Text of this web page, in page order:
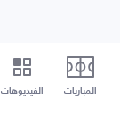
المباريات الفيديوهات